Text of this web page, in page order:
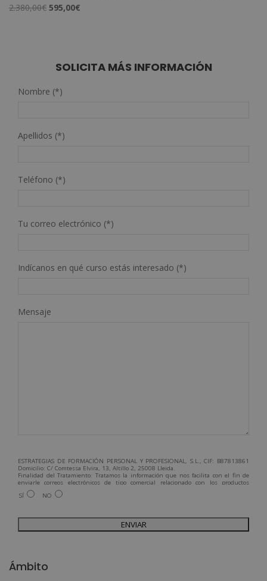
2.380,00€ El
2.380,00€.
595,00€
595,00€.
SOLICITA MÁS INFORMACIÓN
Nombre (*)
Apellidos (*)
Teléfono (*)
Tu correo electrónico (*)
Indícanos en qué curso estás interesado (*)
Mensaje
ESTRATEGIAS DE FORMACIÓN PERSONAL Y PROFESIONAL, S.L., CIF: B87813861
Domicilio: C/ Comtessa Elvira, 13, Altillo 2, 25008 Lleida.
Finalidad del Tratamiento: Tratamos la información que nos facilita con el fin de
enviarle correos electrónicos de tipo comercial relacionado con los productos
ofrecidos y otros tipo de productos que fueran de su interés.
Legitimación del tratamiento: Consentimiento del interesado.
Para más información consulte nuestra Política de Privacidad.
Desea recibir información comercial (vía telefónica y/o email):
SÍ NO
Ámbito